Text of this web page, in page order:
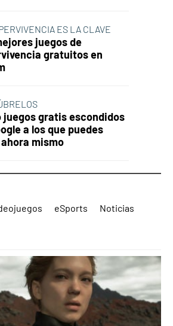
ES LA CLAVE
juegos de
gratuitos en
juegos gratis escondidos
a los que puedes
mismo
eSports
Noticias